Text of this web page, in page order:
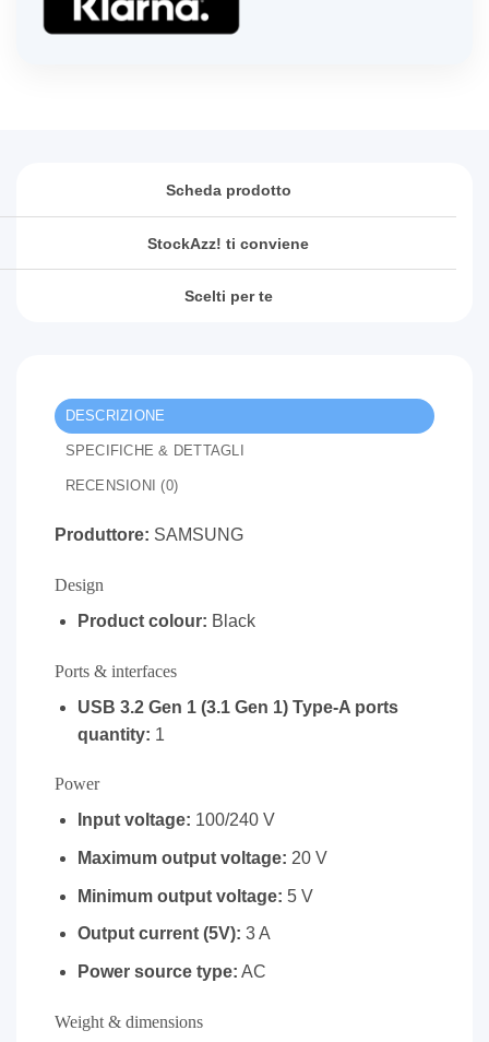
Scheda prodotto
StockAzz! ti conviene
Scelti per te
DESCRIZIONE
SPECIFICHE & DETTAGLI
RECENSIONI (0)
Produttore: SAMSUNG
Design
Product colour: Black
Ports & interfaces
USB 3.2 Gen 1 (3.1 Gen 1) Type-A ports
quantity: 1
Power
Input voltage: 100/240 V
Maximum output voltage: 20 V
Minimum output voltage: 5 V
Output current (5V): 3 A
Power source type: AC
Weight & dimensions